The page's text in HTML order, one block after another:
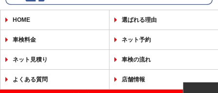
HOME 選ばれる理由
車検料金 ネット予約
ネット見積り 車検の流れ
よくある質問 店舗情報